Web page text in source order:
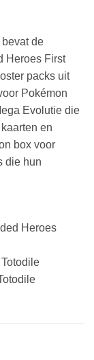
de
Heroes First
packs uit
Pokémon
Evolutie die
en
box voor
die hun
Heroes